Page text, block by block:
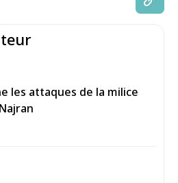
les attaques de la milice